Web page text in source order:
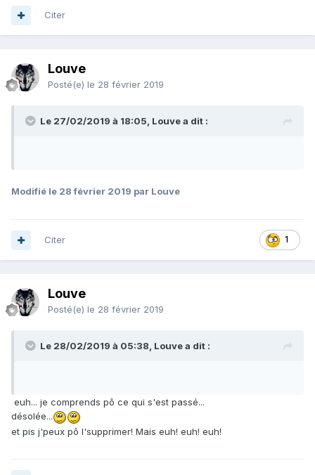
Citer
Louve
Posté(e) le 28 février 2019
Le 27/02/2019 à 18:05, Louve a dit :
Modifié le 28 février 2019 par Louve
1
Citer
Louve
Posté(e) le 28 février 2019
Le 28/02/2019 à 05:38, Louve a dit :
euh... je comprends pô ce qui s'est passé...
désolée...
et pis j'peux pô l'supprimer! Mais euh! euh! euh!